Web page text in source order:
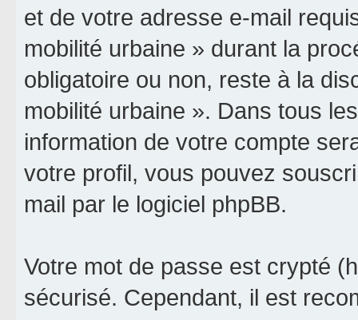
et de votre adresse e-mail
mobilité urbaine » durant la
obligatoire ou non, reste à la
mobilité urbaine ». Dans tous
information de votre compte
votre profil, vous pouvez
mail par le logiciel phpBB.
Votre mot de passe est crypté
sécurisé. Cependant, il est